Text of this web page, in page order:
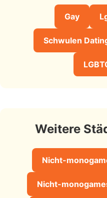
Gay
Schwulen
Weitere
Nicht-
Nicht-